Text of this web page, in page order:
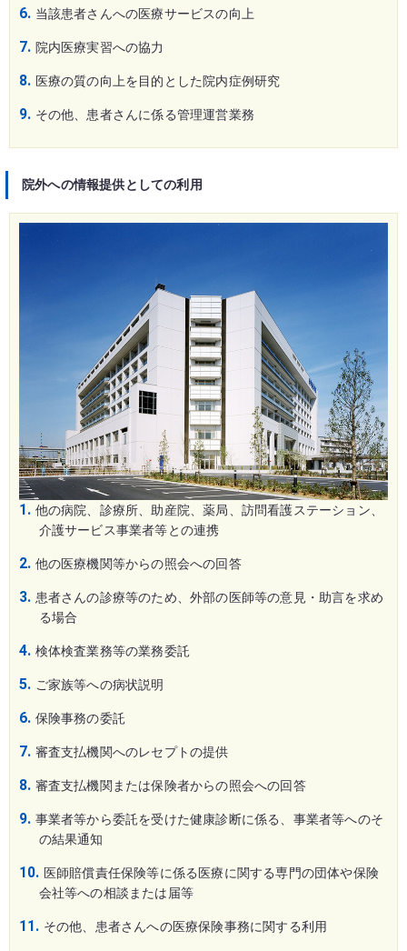
当該患者さんへの医療サービスの向上
院内医療実習への協力
医療の質の向上を目的とした院内症例研究
その他、患者さんに係る管理運営業務
院外への情報提供としての利用
他の病院、診療所、助産院、薬局、訪問看護ステーション、
介護サービス事業者等との連携
他の医療機関等からの照会への回答
患者さんの診療等のため、外部の医師等の意見・助言を求め
る場合
検体検査業務等の業務委託
ご家族等への病状説明
保険事務の委託
審査支払機関へのレセプトの提供
審査支払機関または保険者からの照会への回答
事業者等から委託を受けた健康診断に係る、事業者等へのそ
の結果通知
医師賠償責任保険等に係る医療に関する専門の団体や保険
会社等への相談または届等
その他、患者さんへの医療保険事務に関する利用